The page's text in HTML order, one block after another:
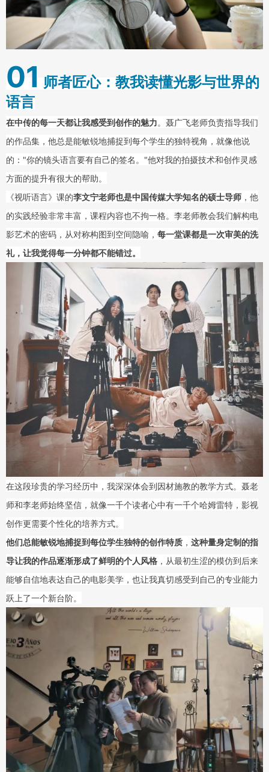
01 师者匠心：教我读懂光影与世界的
语言
在中传的每一天都让我感受到创作的魅力。聂广飞老师负责指导我们
的作品集，他总是能敏锐地捕捉到每个学生的独特视角，就像他说
的："你的镜头语言要有自己的签名。"他对我的拍摄技术和创作灵感
方面的提升有很大的帮助。
《视听语言》课的李文宁老师也是中国传媒大学知名的硕士导师 ，他
的实践经验非常丰富，课程内容也不拘一格。李老师教会我们解构电
影艺术的密码，从对称构图到空间隐喻， 每一堂课都是一次审美的洗
礼，让我觉得每一分钟都不能错过。
在这段珍贵的学习经历中，我深深体会到因材施教的教学方式。聂老
师和李老师始终坚信，就像一千个读者心中有一千个哈姆雷特，影视
创作更需要个性化的培养方式。
他们总能敏锐地捕捉到每位学生独特的创作特质 ， 这种量身定制的指
导让我的作品逐渐形成了鲜明的个人风格 ，从最初生涩的模仿到后来
能够自信地表达自己的电影美学，也让我真切感受到自己的专业能力
跃上了一个新台阶。